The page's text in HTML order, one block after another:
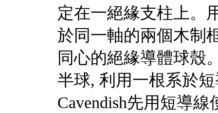
定在一絕緣支柱上。
於同一軸的兩個木制
同心的絕緣導體球殼
半球, 利用一根系於
Cavendish先用短導